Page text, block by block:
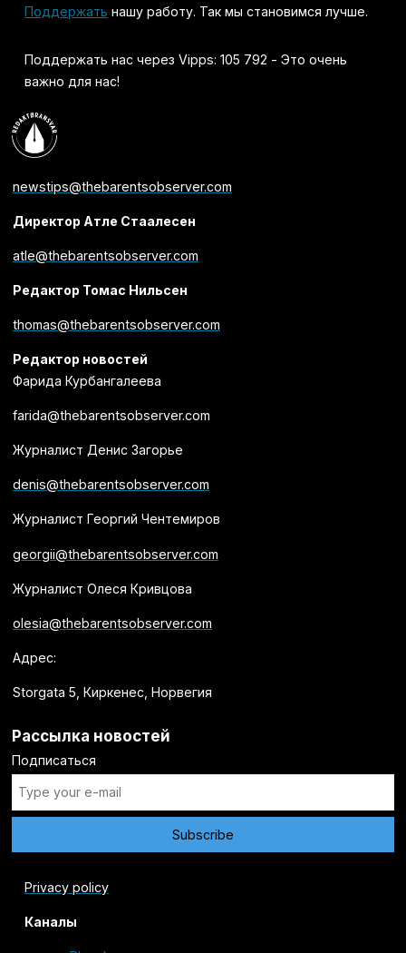
Поддержать нашу работу. Так мы становимся лучше.
Поддержать нас через Vipps: 105 792 - Это очень
важно для нас!
newstips@thebarentsobserver.com
Директор Атле Стаалесен
atle@thebarentsobserver.com
Редактор Томас Нильсен
thomas@thebarentsobserver.com
Редактор новостей
Фарида Курбангалеева
farida@thebarentsobserver.com
Журналист Денис Загорье
denis@thebarentsobserver.com
Журналист Георгий Чентемиров
georgii@thebarentsobserver.com
Журналист Олеся Кривцова
olesia@thebarentsobserver.com
Адрес:
Storgata 5, Киркенес, Норвегия
Рассылка новостей
Подписаться
Privacy policy
Каналы